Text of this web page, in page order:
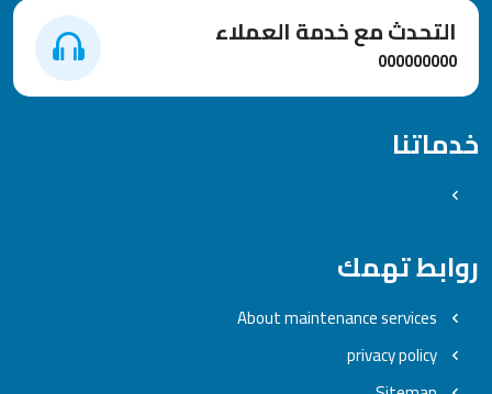
التحدث مع خدمة العملاء
000000000
خدماتنا
روابط تهمك